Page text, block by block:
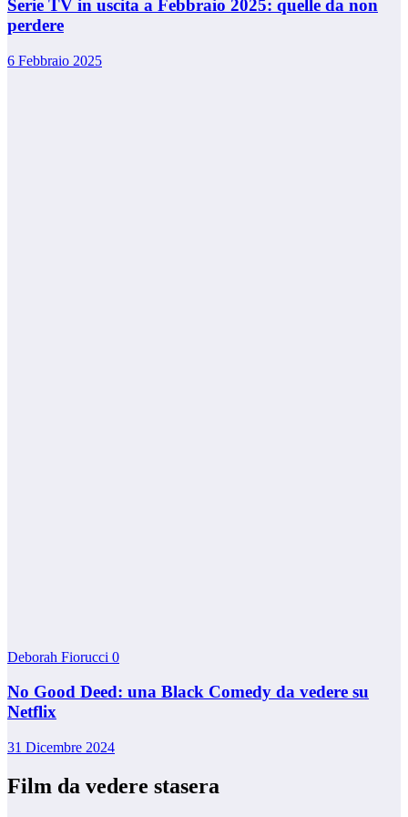
Serie TV in uscita a Febbraio 2025: quelle da non
perdere
6 Febbraio 2025
Deborah Fiorucci 0
No Good Deed: una Black Comedy da vedere su
Netflix
31 Dicembre 2024
Film da vedere stasera